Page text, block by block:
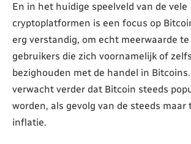
En in het huidige speelveld van de vele
cryptoplatformen is een focus op
erg verstandig, om echt meerwaarde
gebruikers die zich voornamelijk of
bezighouden met de handel in
verwacht verder dat Bitcoin steeds
worden, als gevolg van de steeds maar
inflatie.